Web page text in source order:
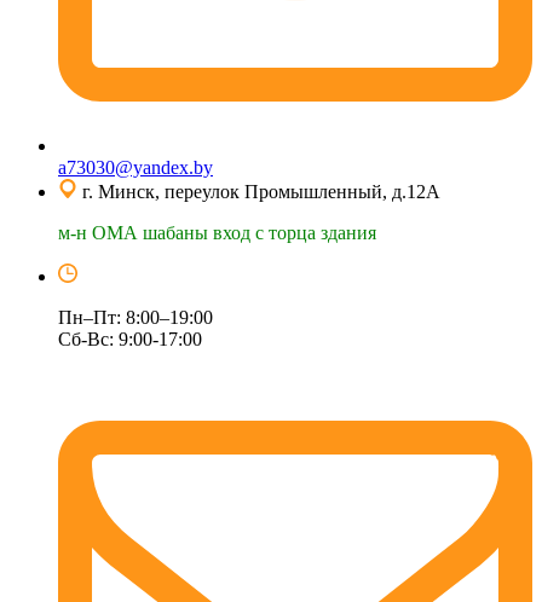
a73030@yandex.by
г. Минск, переулок Промышленный, д.12А
м-н ОМА шабаны вход с торца здания
Пн–Пт: 8:00–19:00
Сб-Вс: 9:00-17:00